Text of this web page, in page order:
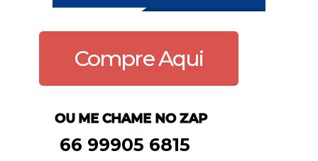
Compre Aqui
OU ME CHAME NO ZAP
66 99905 6815